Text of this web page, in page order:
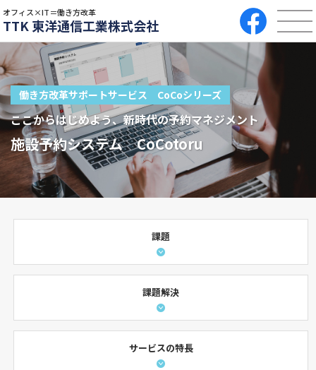
オフィス×IT＝働き方改革
TTK 東洋通信工業株式会社
働き方改革サポートサービス CoCoシリーズ
ここからはじめよう、新時代の予約マネジメント
施設予約システム CoCotoru
課題
課題解決
サービスの特長